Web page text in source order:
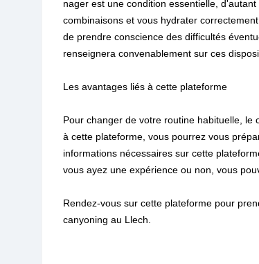
nager est une condition essentielle,
combinaisons et vous hydrater
de prendre conscience des difficultés
renseignera convenablement sur ces
Les avantages liés à cette plateforme
Pour changer de votre routine habituelle,
à cette plateforme, vous pourrez vous
informations nécessaires sur cette
vous ayez une expérience ou non, vous
Rendez-vous sur cette plateforme pour
canyoning au Llech.